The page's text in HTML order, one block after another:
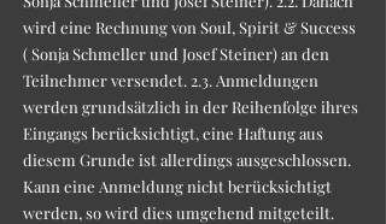
wird eine Rechnung von Soul, Spirit & Success
( Sonja Schmeller und Josef Steiner) an den
Teilnehmer versendet. 2.3. Anmeldungen
werden grundsätzlich in der Reihenfolge ihres
Eingangs berücksichtigt, eine Haftung aus
diesem Grunde ist allerdings ausgeschlossen.
Kann eine Anmeldung nicht berücksichtigt
werden, so wird dies umgehend mitgeteilt.